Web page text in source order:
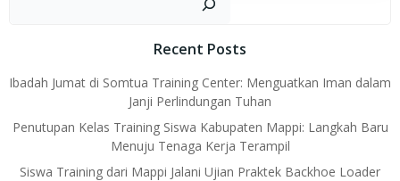
Recent Posts
Ibadah Jumat di Somtua Training Center: Menguatkan Iman dalam
Janji Perlindungan Tuhan
Penutupan Kelas Training Siswa Kabupaten Mappi: Langkah Baru
Menuju Tenaga Kerja Terampil
Siswa Training dari Mappi Jalani Ujian Praktek Backhoe Loader